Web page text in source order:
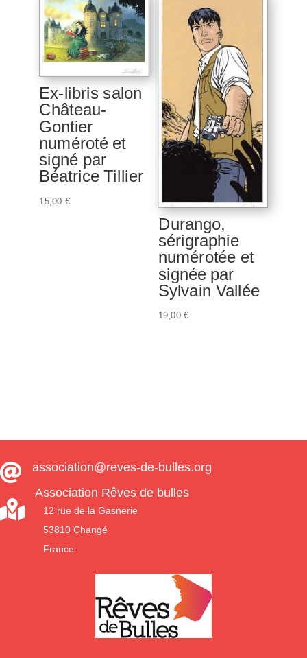
Ex-libris salon
Château-
Gontier
numéroté et
signé par
Béatrice Tillier
15,00 €
Durango,
sérigraphie
numérotée et
signée par
Sylvain Vallée
19,00 €
 association@reves-de-bulles.org

Association Rêves de bulles
12 rue de la Gasnerie
53810 Changé
France